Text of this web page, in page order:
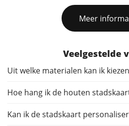
Meer
Veelgestelde
Uit welke materialen kan ik
Hoe hang ik de houten
Kan ik de stadskaart